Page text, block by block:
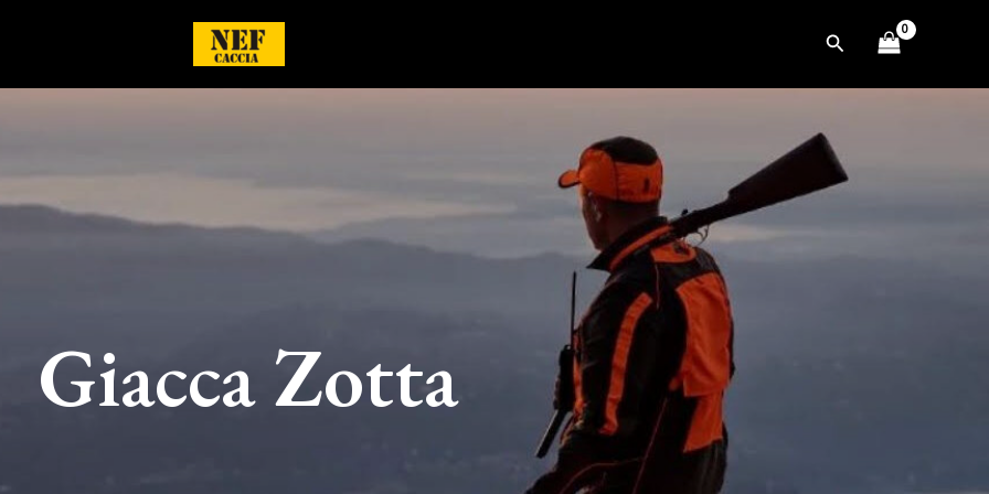
Cerca
Giacca Zotta